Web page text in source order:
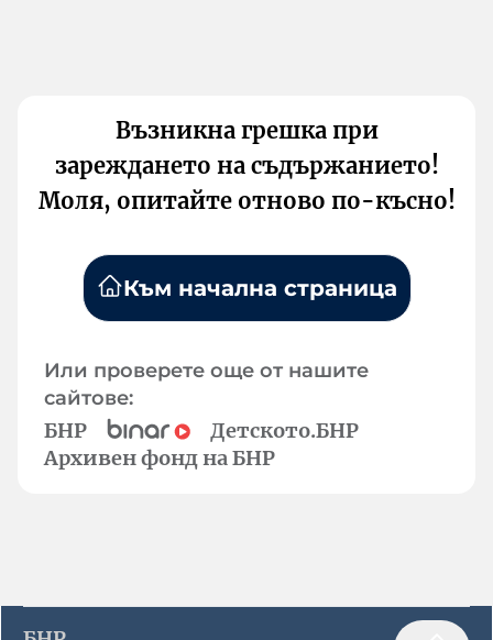
Възникна грешка при
зареждането на съдържанието!
Моля, опитайте отново по-късно!
Към начална страница
Или проверете още от нашите
сайтове:
БНР
Детското.БНР
Архивен фонд на БНР